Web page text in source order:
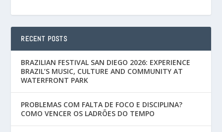
RECENT POSTS
BRAZILIAN FESTIVAL SAN DIEGO 2026: EXPERIENCE
BRAZIL’S MUSIC, CULTURE AND COMMUNITY AT
WATERFRONT PARK
PROBLEMAS COM FALTA DE FOCO E DISCIPLINA?
COMO VENCER OS LADRÕES DO TEMPO